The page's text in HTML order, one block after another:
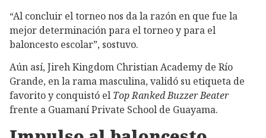
“Al concluir el torneo nos da la razón en que fue la
mejor determinación para el torneo y para el
baloncesto escolar”, sostuvo.
Aún así, Jireh Kingdom Christian Academy de Río
Grande, en la rama masculina, validó su etiqueta de
favorito y conquistó el Top Ranked Buzzer Beater
frente a Guamaní Private School de Guayama.